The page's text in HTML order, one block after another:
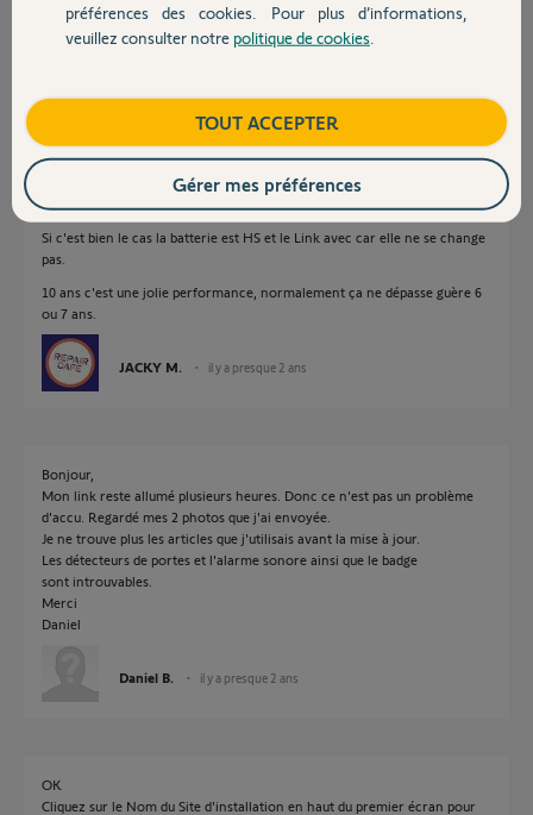
Contact
Réponses
Si vous avez le Link Rond, quand vous le débranchez la Led doit rester
Je pense que sur le votre elle s'éteint presque immédiatement.
Si c'est bien le cas la batterie est HS et le Link avec car elle ne se change
pas.
10 ans c'est une jolie performance, normalement ça ne dépasse guère 6
ou 7 ans.
JACKY M. il y a presque 2 ans
Bonjour,
Mon link reste allumé plusieurs heures. Donc ce n'est pas un problème
d'accu. Regardé mes 2 photos que j'ai envoyée.
Je ne trouve plus les articles que j'utilisais avant la mise à jour.
Les détecteurs de portes et l'alarme sonore ainsi que le badge
sont introuvables.
Merci
Daniel
Daniel B. il y a presque 2 ans
OK
Cliquez sur le Nom du Site d'installation en haut du premier écran pour
préférences des cookies. Pour plus d’informations,
veuillez consulter notre politique de cookies
TOUT ACCEPTER
Gérer mes préférences